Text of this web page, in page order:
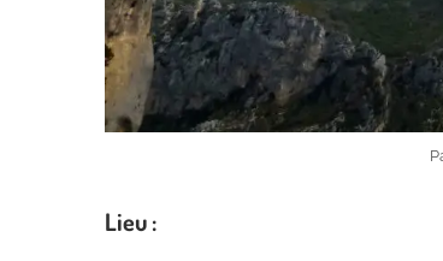
Lieu :